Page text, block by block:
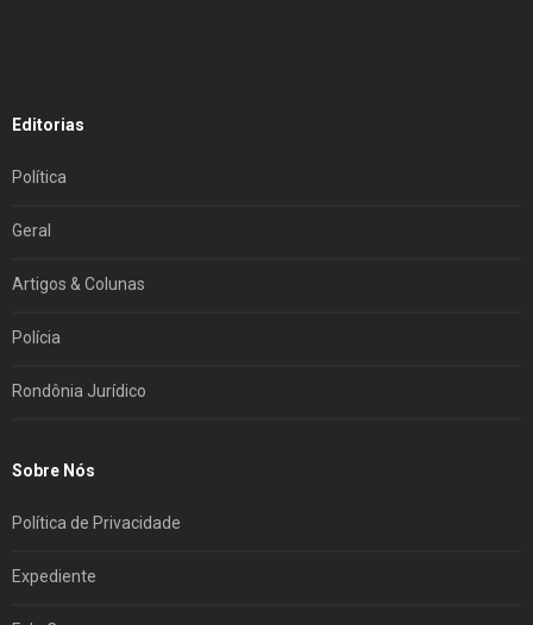
Editorias
Política
Geral
Artigos & Colunas
Polícia
Rondônia Jurídico
Sobre Nós
Política de Privacidade
Expediente